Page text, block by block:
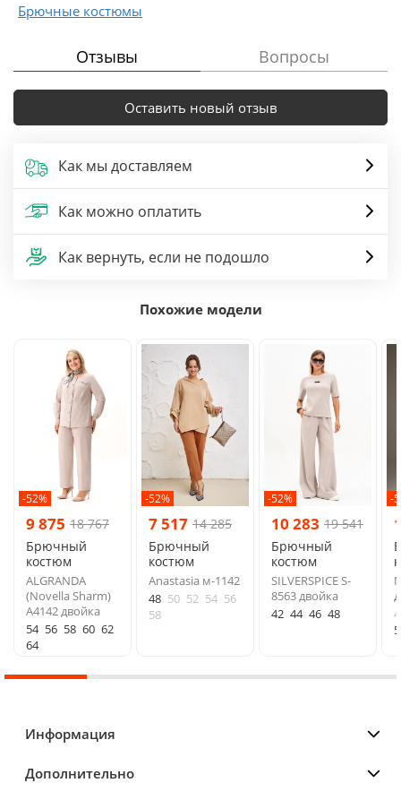
Брючные костюмы
Отзывы Вопросы
Оставить новый отзыв
Как мы доставляем
Как можно оплатить
Как вернуть, если не подошло
Похожие модели
-52%
9 875 18 767
Брючный
костюм
ALGRANDA
(Novella Sharm)
A4142 двойка
54 56 58 60 62
64
-52%
7 517 14 285
Брючный
костюм
Anastasia м-1142
48 50 52 54 56
58
-52%
10 283 19 541
Брючный
костюм
SILVERSPICE S-
8563 двойка
42 44 46 48
-
Информация
Дополнительно